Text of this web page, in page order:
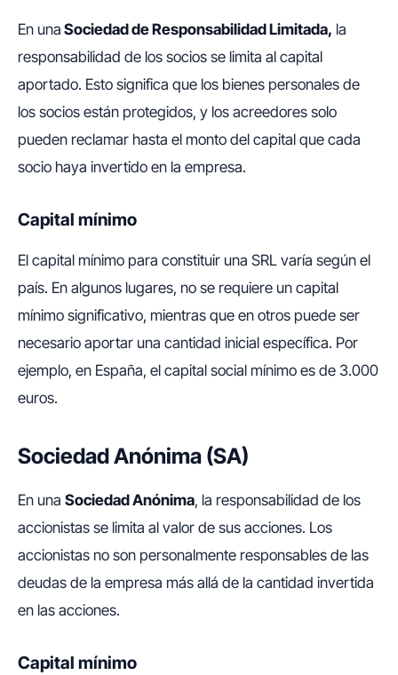
En una Sociedad de Responsabilidad Limitada, la
responsabilidad de los socios se limita al capital
aportado. Esto significa que los bienes personales de
los socios están protegidos, y los acreedores solo
pueden reclamar hasta el monto del capital que cada
socio haya invertido en la empresa.
Capital mínimo
El capital mínimo para constituir una SRL varía según el
país. En algunos lugares, no se requiere un capital
mínimo significativo, mientras que en otros puede ser
necesario aportar una cantidad inicial específica. Por
ejemplo, en España, el capital social mínimo es de 3.000
euros.
Sociedad Anónima (SA)
En una Sociedad Anónima, la responsabilidad de los
accionistas se limita al valor de sus acciones. Los
accionistas no son personalmente responsables de las
deudas de la empresa más allá de la cantidad invertida
en las acciones.
Capital mínimo